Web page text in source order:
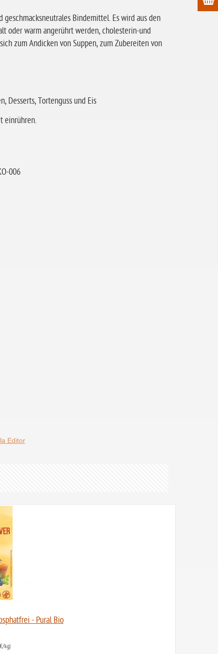
Bindemittel. Es wird aus den
oder warm angerührt werden, cholesterin-und
zum Andicken von Suppen, zum Zubereiten von
Desserts, Tortenguss und Eis
einrühren.
006
Editor
- Pural Bio
kg)